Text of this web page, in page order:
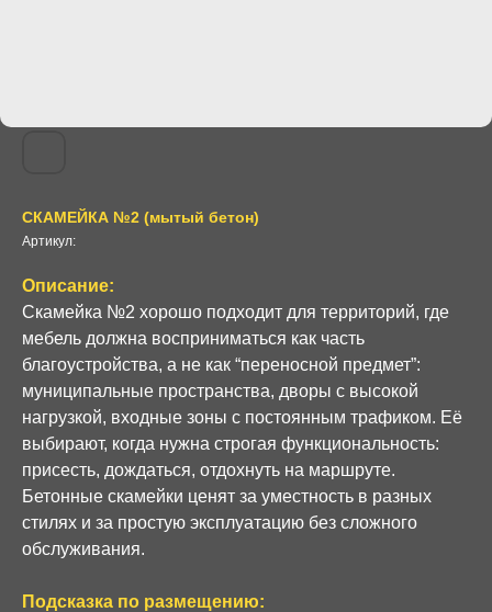
СКАМЕЙКА №2 (мытый бетон)
Артикул:
Описание:
Скамейка №2 хорошо подходит для территорий, где
мебель должна восприниматься как часть
благоустройства, а не как “переносной предмет”:
муниципальные пространства, дворы с высокой
нагрузкой, входные зоны с постоянным трафиком. Её
выбирают, когда нужна строгая функциональность:
присесть, дождаться, отдохнуть на маршруте.
Бетонные скамейки ценят за уместность в разных
стилях и за простую эксплуатацию без сложного
обслуживания.
Подсказка по размещению: